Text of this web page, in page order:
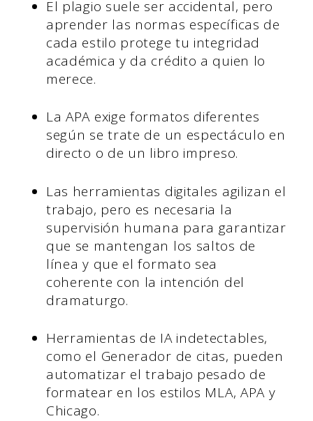
El plagio suele ser accidental, pero
aprender las normas específicas de
cada estilo protege tu integridad
académica y da crédito a quien lo
merece.
La APA exige formatos diferentes
según se trate de un espectáculo en
directo o de un libro impreso.
Las herramientas digitales agilizan el
trabajo, pero es necesaria la
supervisión humana para garantizar
que se mantengan los saltos de
línea y que el formato sea
coherente con la intención del
dramaturgo.
Herramientas de IA indetectables,
como el Generador de citas, pueden
automatizar el trabajo pesado de
formatear en los estilos MLA, APA y
Chicago.